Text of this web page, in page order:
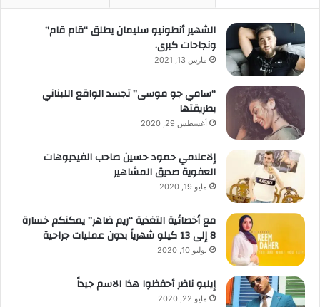
الشهير أنطونيو سليمان يطلق “قام قام”
ونجاحات كبرى.
مارس 13, 2021
“سامي جو موسى” تجسد الواقع اللبناني
بطريقتها
أغسطس 29, 2020
إلاعلامي حمود حسين صاحب الفيديوهات
العفوية صديق المشاهير
مايو 19, 2020
مع أخصائية التغذية “ريم ضاهر” يمكنكم خسارة
8 إلى 13 كيلو شهرياً بدون عمليات جراحية
يوليو 10, 2020
إيليو ناضر أحفظوا هذا الاسم جيداً
مايو 22, 2020